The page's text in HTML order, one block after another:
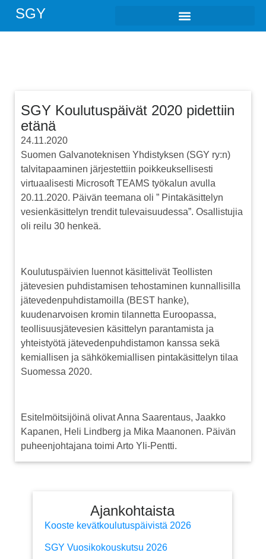
SGY
SGY Koulutuspäivät 2020 pidettiin
etänä
24.11.2020
Suomen Galvanoteknisen Yhdistyksen (SGY ry:n)
talvitapaaminen järjestettiin poikkeuksellisesti
virtuaalisesti Microsoft TEAMS työkalun avulla
20.11.2020. Päivän teemana oli ” Pintakäsittelyn
vesienkäsittelyn trendit tulevaisuudessa”. Osallistujia
oli reilu 30 henkeä.
Koulutuspäivien luennot käsittelivät Teollisten
jätevesien puhdistamisen tehostaminen kunnallisilla
jätevedenpuhdistamoilla (BEST hanke),
kuudenarvoisen kromin tilannetta Euroopassa,
teollisuusjätevesien käsittelyn parantamista ja
yhteistyötä jätevedenpuhdistamon kanssa sekä
kemiallisen ja sähkökemiallisen pintakäsittelyn tilaa
Suomessa 2020.
Esitelmöitsijöinä olivat Anna Saarentaus, Jaakko
Kapanen, Heli Lindberg ja Mika Maanonen. Päivän
puheenjohtajana toimi Arto Yli-Pentti.
Ajankohtaista
Kooste kevätkoulutuspäivistä 2026
SGY Vuosikokouskutsu 2026